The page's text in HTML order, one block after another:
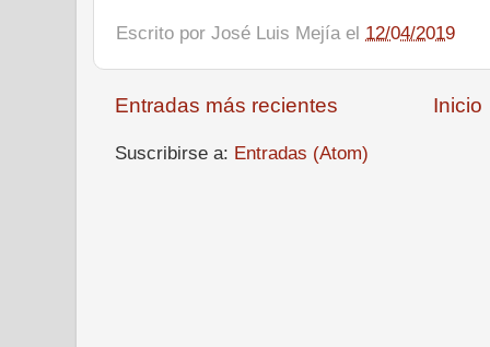
Escrito por José Luis Mejía el 12/04/2019
Entradas más recientes Inicio
Suscribirse a: Entradas (Atom)